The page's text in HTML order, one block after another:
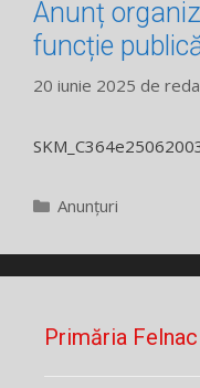
Anunț
funcție
20 iunie 2025 de
Categorii
Anunțuri
Primăria Felnac